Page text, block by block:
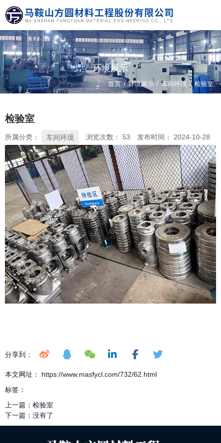
环境展示
首页/环境展示 / 车间环境 / 检验室
检验室
所属分类： 车间环境 浏览次数： 53 发布时间： 2024-10-28
分享到：
本文网址： https://www.masfycl.com/732/62.html
标签：
上一篇： 检验室
下一篇： 没有了